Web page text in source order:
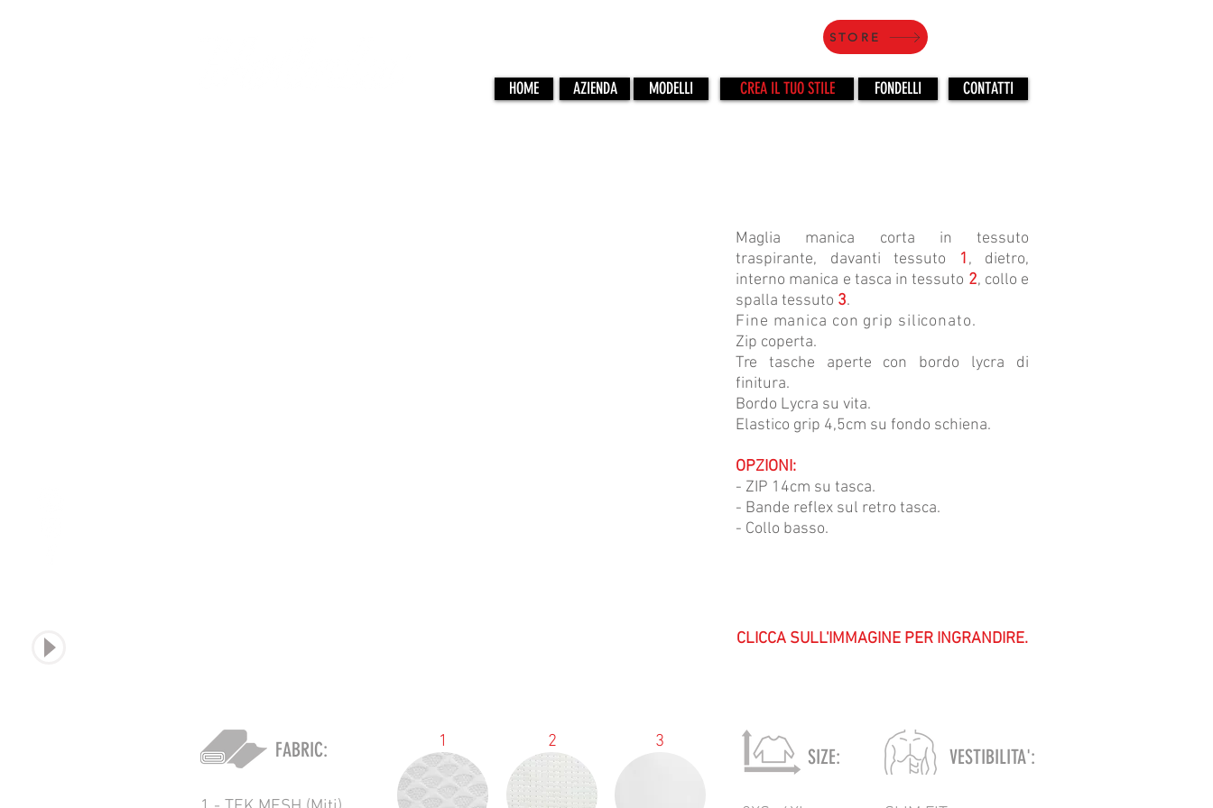
FONDELLI CONTATTI
CREA IL TUO STILE
HOME AZIENDA MODELLI
STORE
Maglia manica corta in tessuto
traspirante, davanti tessuto
1, dietro,
interno manica e tasca in tessuto 2, collo e
spalla tessuto 3.
Fine manica con grip siliconato.
Zip coperta.
Tre tasche aperte con bordo lycra di
finitura.
Bordo Lycra su vita.
Elastico grip 4,5cm su fondo schiena.
OPZIONI:
- ZIP 14cm su tasca.
- Bande reflex sul retro tasca.
- Collo basso.
CLICCA SULL'IMMAGINE PER INGRANDIRE.
FABRIC: 1 2 3
SIZE: VESTIBILITA':